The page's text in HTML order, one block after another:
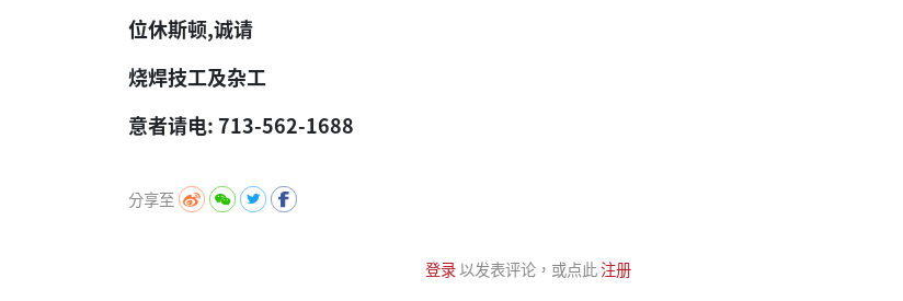
位休斯顿,诚请
烧焊技工及杂工
意者请电: 713-562-1688
分享至
登录以发表评论，或点此注册